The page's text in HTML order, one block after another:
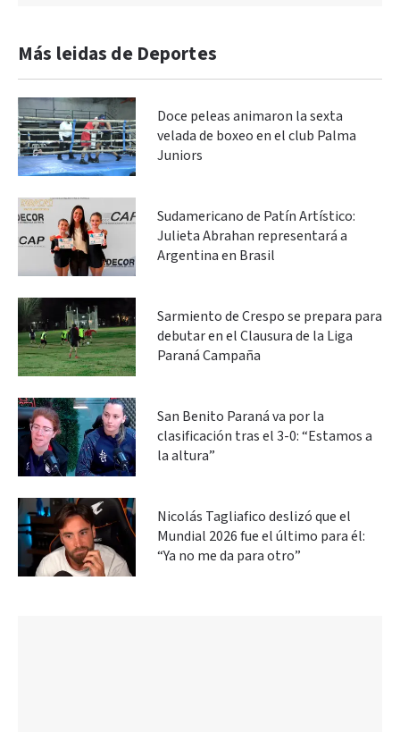
Más leidas de Deportes
Doce peleas animaron la sexta
velada de boxeo en el club Palma
Juniors
Sudamericano de Patín Artístico:
Julieta Abrahan representará a
Argentina en Brasil
Sarmiento de Crespo se prepara para
debutar en el Clausura de la Liga
Paraná Campaña
San Benito Paraná va por la
clasificación tras el 3-0: “Estamos a
la altura”
Nicolás Tagliafico deslizó que el
Mundial 2026 fue el último para él:
“Ya no me da para otro”